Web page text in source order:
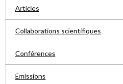
Articles
Collaborations scientifiques
Conférences
Émissions